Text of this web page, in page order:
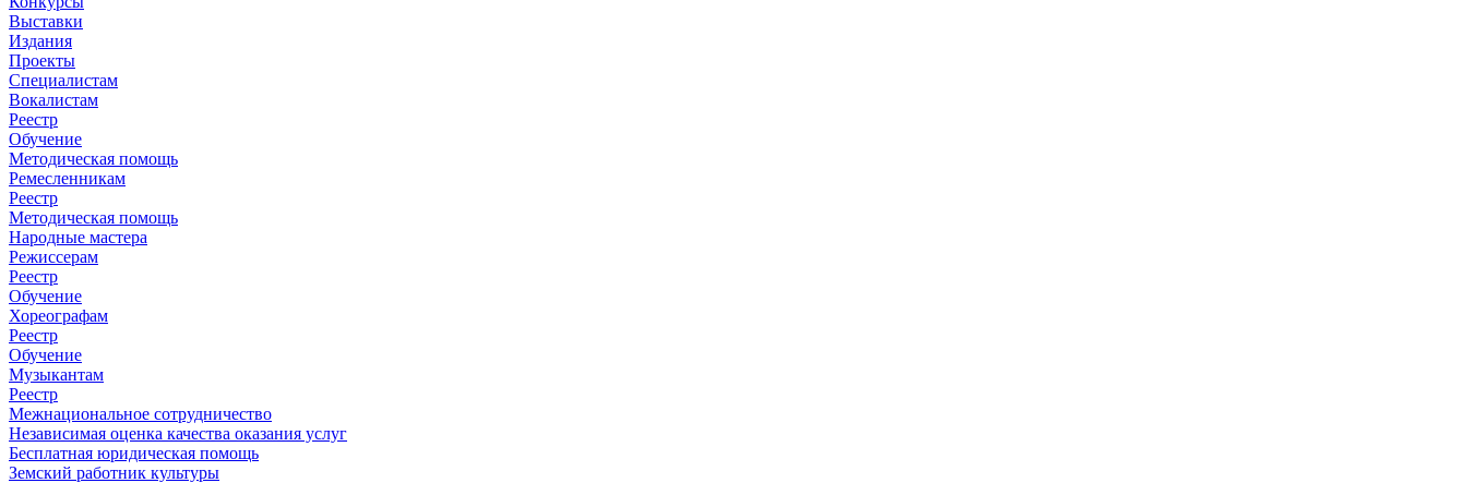
Выставки
Издания
Проекты
Специалистам
Вокалистам
Реестр
Обучение
Методическая помощь
Ремесленникам
Реестр
Методическая помощь
Народные мастера
Режиссерам
Реестр
Обучение
Хореографам
Реестр
Обучение
Музыкантам
Реестр
Межнациональное сотрудничество
Независимая оценка качества оказания услуг
Бесплатная юридическая помощь
Земский работник культуры